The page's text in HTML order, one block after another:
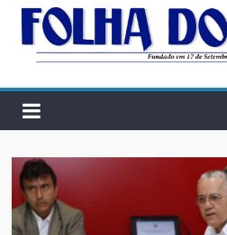
cérebro masculino
Central de Eleições da Rede Bahia
entrevistas com os candidatos ao
em quatro praças.
Bruno Reis e Zé Cocá são
visita às obras de modernização da